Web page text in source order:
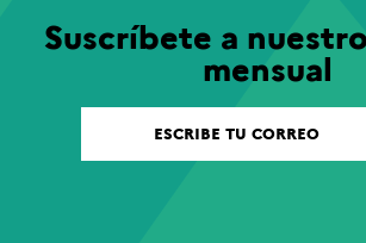
Suscríbete a
mensual